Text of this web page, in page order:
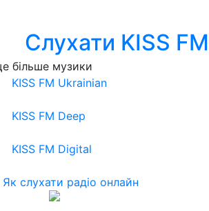
Слухати KISS FM
більше музики
KISS FM Ukrainian
KISS FM Deep
KISS FM Digital
слухати радіо онлайн